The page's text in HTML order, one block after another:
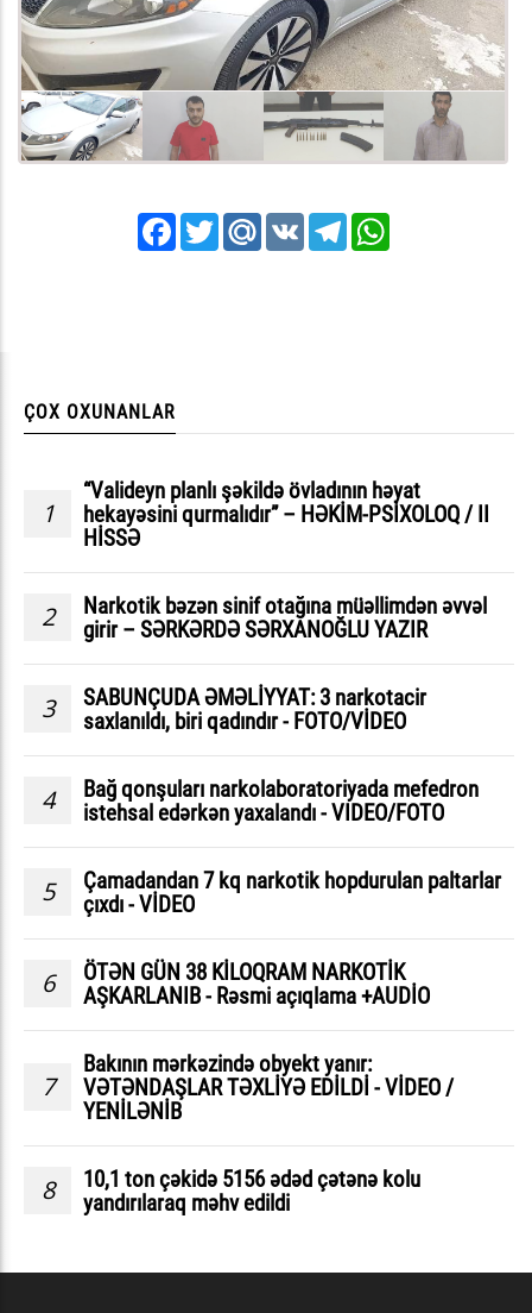
FacebookTwitterMail.RuVK Telegram
ÇOX OXUNANLAR
1
“Valideyn planlı şəkildə övladının həyat
hekayəsini qurmalıdır” – HƏKİM-PSİXOLOQ / II
HİSSƏ
2
Narkotik bəzən sinif otağına müəllimdən əvvəl
girir – SƏRKƏRDƏ SƏRXANOĞLU YAZIR
3
SABUNÇUDA ƏMƏLİYYAT: 3 narkotacir
saxlanıldı, biri qadındır - FOTO/VİDEO
4
Bağ qonşuları narkolaboratoriyada mefedron
istehsal edərkən yaxalandı - VIDEO/FOTO
5
Çamadandan 7 kq narkotik hopdurulan paltarlar
çıxdı - VİDEO
6
ÖTƏN GÜN 38 KİLOQRAM NARKOTİK
AŞKARLANIB - Rəsmi açıqlama +AUDİO
7
Bakının mərkəzində obyekt yanır:
VƏTƏNDAŞLAR TƏXLİYƏ EDİLDİ - VİDEO /
YENİLƏNİB
8
10,1 ton çəkidə 5156 ədəd çətənə kolu
yandırılaraq məhv edildi